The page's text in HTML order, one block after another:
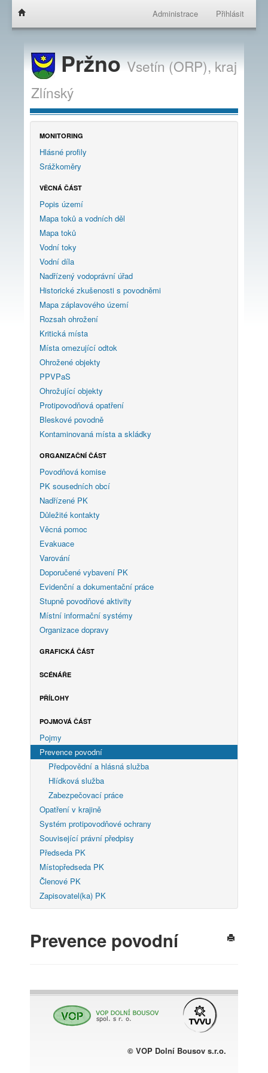
Administrace Přihlásit
PržnoVsetín (ORP),kraj
Zlínský
MONITORING
Hlásné profily
Srážkoměry
VĚCNÁ ČÁST
Popis území
Mapa toků a vodních děl
Mapa toků
Vodní toky
Vodní díla
Nadřízený vodoprávní úřad
Historické zkušenosti s povodněmi
Mapa záplavového území
Rozsah ohrožení
Kritická místa
Místa omezující odtok
Ohrožené objekty
PPVPaS
Ohrožující objekty
Protipovodňová opatření
Bleskové povodně
Kontaminovaná místa a skládky
ORGANIZAČNÍ ČÁST
Povodňová komise
PK sousedních obcí
Nadřízené PK
Důležité kontakty
Věcná pomoc
Evakuace
Varování
Doporučené vybavení PK
Evidenční a dokumentační práce
Stupně povodňové aktivity
Místní informační systémy
Organizace dopravy
GRAFICKÁ ČÁST
SCÉNÁŘE
PŘÍLOHY
POJMOVÁ ČÁST
Pojmy
Prevence povodní
Předpovědní a hlásná služba
Hlídková služba
Zabezpečovací práce
Opatření v krajině
Systém protipovodňové ochrany
Související právní předpisy
Předseda PK
Místopředseda PK
Členové PK
Zapisovatel(ka) PK
Prevence povodní
© VOP Dolní Bousov s.r.o.